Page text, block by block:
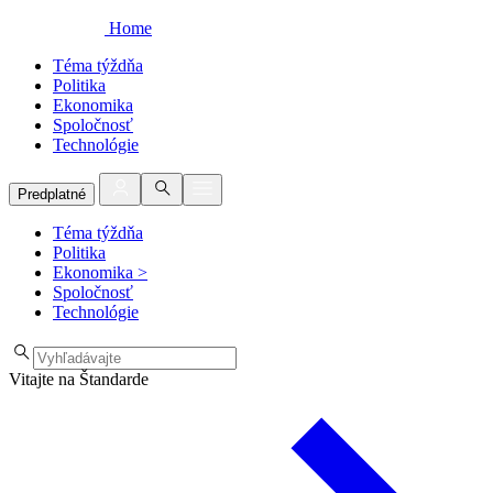
Home
Téma týždňa
Politika
Ekonomika
Spoločnosť
Technológie
Predplatné
Téma týždňa
Politika
Ekonomika >
Spoločnosť
Technológie
Vitajte na Štandarde